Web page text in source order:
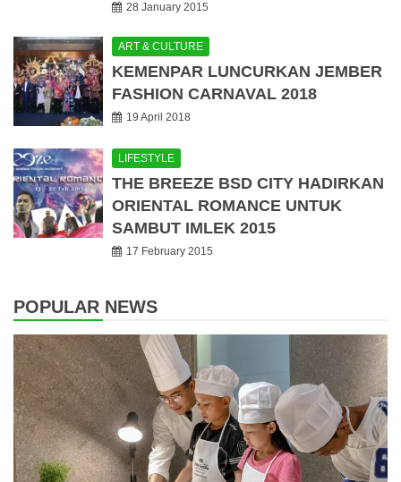
28 January 2015
ART & CULTURE
KEMENPAR LUNCURKAN JEMBER
FASHION CARNAVAL 2018
19 April 2018
LIFESTYLE
THE BREEZE BSD CITY HADIRKAN
ORIENTAL ROMANCE UNTUK
SAMBUT IMLEK 2015
17 February 2015
POPULAR NEWS